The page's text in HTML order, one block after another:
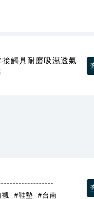
觸具耐磨吸濕透氣
襯 #鞋墊
#台南